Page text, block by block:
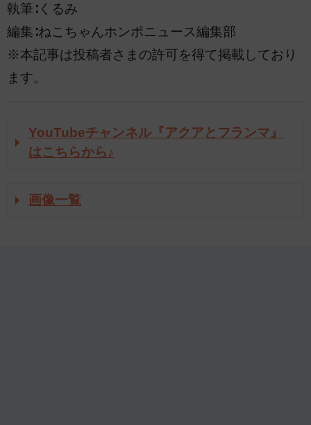
執筆∶くるみ
編集∶ねこちゃんホンポニュース編集部
※本記事は投稿者さまの許可を得て掲載しており
ます。
YouTubeチャンネル『アクアとフランマ』
はこちらから♪
画像一覧